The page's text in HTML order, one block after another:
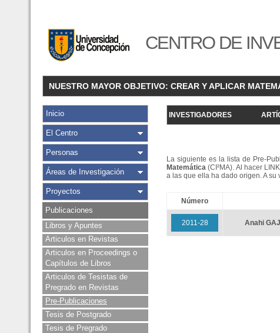
CENTRO DE
NUESTRO MAYOR OBJETIVO: CREAR Y APLICAR
Inicio
El Centro
Personas
Áreas de Investigación
Proyectos
Publicaciones
Libros y Apuntes
Articulos en Revistas
Articulos en Proceedings o
Capítulos de Libros
Articulos de Tesistas de
Pregrado en Revistas
Pre-Publicaciones
Tesis de Postgrado
Tesis de Pregrado
INVESTIGADORES
La siguiente es la lista de Pre-
Matemática (CI²MA). Al hacer
a las que ella ha dado origen. A
Número
2011-28 Anahi